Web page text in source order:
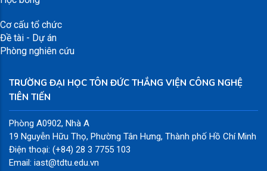
Cơ cấu tổ chức
Đề tài - Dự án
Phòng nghiên cứu
TRƯỜNG ĐẠI HỌC TÔN ĐỨC THẮNG VIỆN CÔNG NGHỆ
TIÊN TIẾN
Phòng A0902, Nhà A
19 Nguyễn Hữu Thọ, Phường Tân Hưng, Thành phố Hồ Chí Minh
Điện thoại: (+84) 28 3 7755 103
Email: iast@tdtu.edu.vn